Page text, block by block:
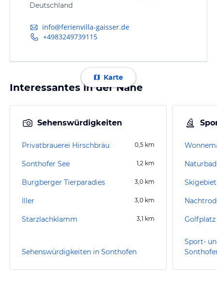
Deutschland
info@ferienvilla-gaisser.de
+4983249739115
Karte
Interessantes in der Nähe
Sehenswürdigkeiten
Privatbrauerei Hirschbräu 0,5 km
Sonthofer See 1,2 km
Burgberger Tierparadies 3,0 km
Iller 3,0 km
Starzlachklamm 3,1 km
Sehenswürdigkeiten in Sonthofen
Golfplatz
Sport-